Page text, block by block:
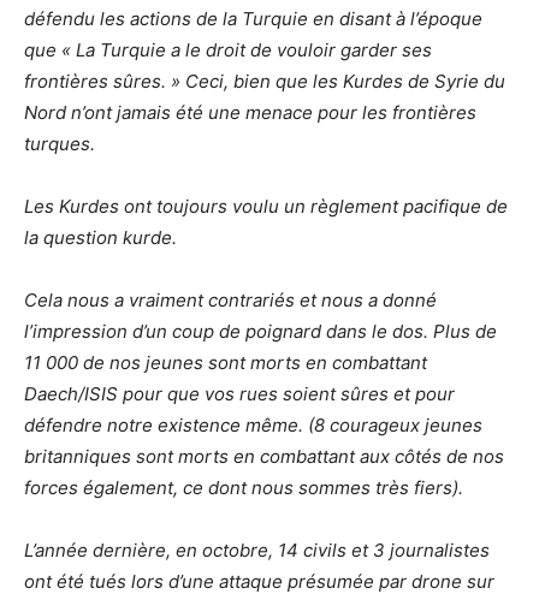
défendu les actions de la Turquie en disant à l’époque
que « La Turquie a le droit de vouloir garder ses
frontières sûres. » Ceci, bien que les Kurdes de Syrie du
Nord n’ont jamais été une menace pour les frontières
turques.
Les Kurdes ont toujours voulu un règlement pacifique de
la question kurde.
Cela nous a vraiment contrariés et nous a donné
l’impression d’un coup de poignard dans le dos. Plus de
11 000 de nos jeunes sont morts en combattant
Daech/ISIS pour que vos rues soient sûres et pour
défendre notre existence même. (8 courageux jeunes
britanniques sont morts en combattant aux côtés de nos
forces également, ce dont nous sommes très fiers).
L’année dernière, en octobre, 14 civils et 3 journalistes
ont été tués lors d’une attaque présumée par drone sur